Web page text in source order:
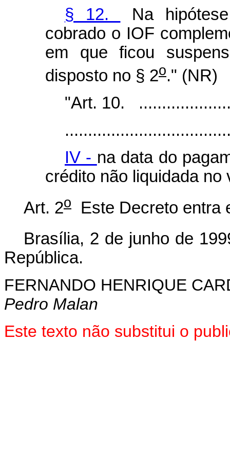
§ 12.
Na
cobrado o IOF
em que ficou
disposto no § 2o." (NR)
"Art. 10.
IV - na data do
crédito não liquidada no
Art. 2o
Este Decreto entra
Brasília, 2 de junho de
República.
FERNANDO HENRIQUE
Pedro Malan
Este texto não substitui o